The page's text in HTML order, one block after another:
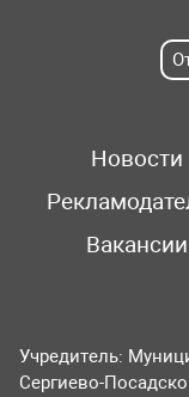
Новости
Вакансии
Учредитель:
Сергиево-